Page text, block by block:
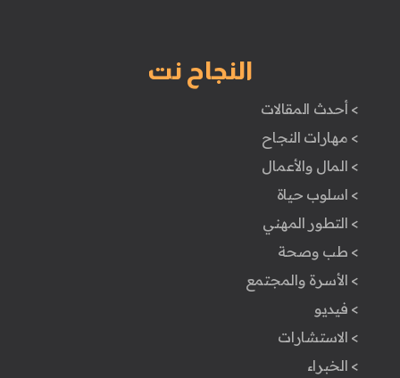
النجاح نت
> أحدث المقالات
> مهارات النجاح
> المال والأعمال
> اسلوب حياة
> التطور المهني
> طب وصحة
> الأسرة والمجتمع
> فيديو
> الاستشارات
> الخبراء